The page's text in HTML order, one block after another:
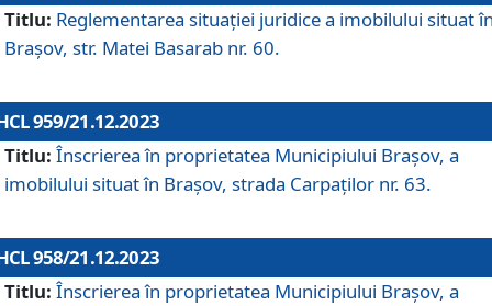
Titlu: Reglementarea situației juridice a imobilului situat
Brașov, str. Matei Basarab nr. 60.
959/21.12.2023
Titlu: Înscrierea în proprietatea Municipiului Brașov, a
imobilului situat în Brașov, strada Carpaților nr. 63.
958/21.12.2023
Titlu: Înscrierea în proprietatea Municipiului Brașov, a